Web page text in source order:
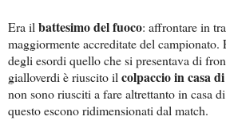
Era il battesimo del fuoco: affrontare in
maggiormente accreditate del
degli esordi quello che si presentava di
gialloverdi è riuscito il colpaccio in casa
non sono riusciti a fare altrettanto in casa di
questo escono ridimensionati dal match.